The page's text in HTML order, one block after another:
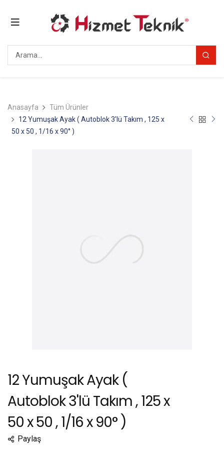
Anasayfa
Tüm Ürünler
12 Yumuşak Ayak ( Autoblok 3'lü Takım , 125 x
50 x 50 , 1/16 x 90° )
12 Yumuşak Ayak (
Autoblok 3'lü Takım , 125 x
50 x 50 , 1/16 x 90° )
Paylaş